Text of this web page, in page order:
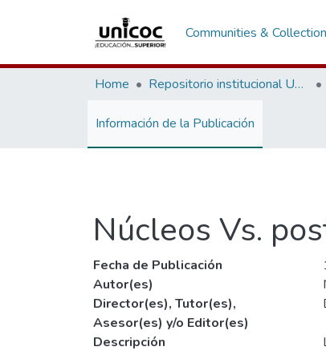
Communities &
Home Repositorio institucional Unicoc, RI-unicoc
Información de la Publicación
Núcleos Vs.
Fecha de Publicación
Autor(es)
Director(es), Tutor(es),
Asesor(es) y/o Editor(es)
Descripción